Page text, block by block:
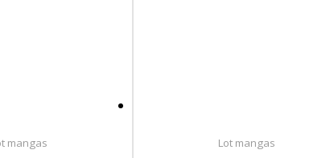
mangas Lot mangas